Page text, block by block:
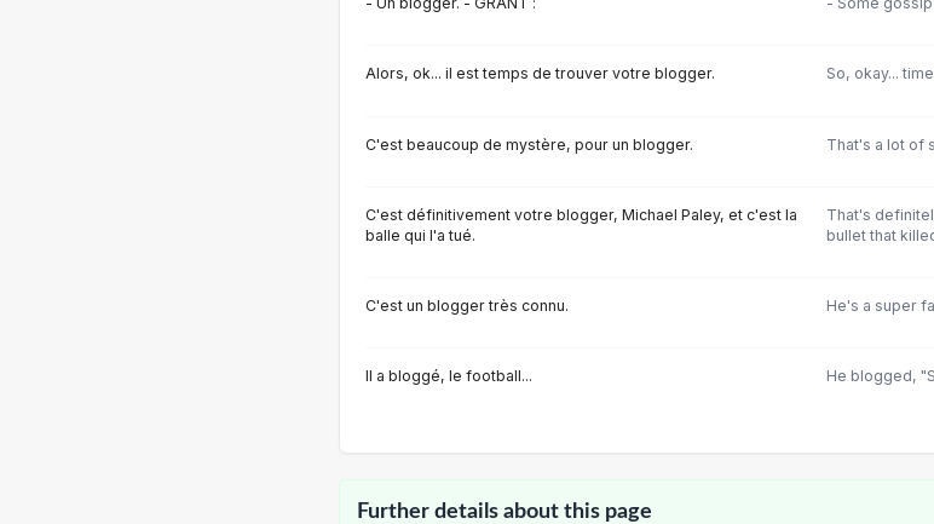
Alors, ok... il est temps de trouver votre blogger. So, okay...
C'est beaucoup de mystère, pour un blogger. That's a lot of
C'est définitivement votre blogger, Michael Paley, et c'est la
balle qui l'a tué.
That's
bullet that
C'est un blogger très connu. He's a super
Il a bloggé, le football... He blogged,
Further details about this page